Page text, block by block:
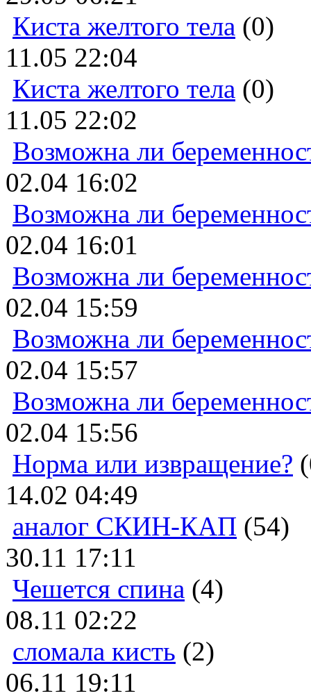
Киста желтого тела (0)
11.05 22:04
Киста желтого тела (0)
11.05 22:02
Возможна ли
02.04 16:02
Возможна ли
02.04 16:01
Возможна ли
02.04 15:59
Возможна ли
02.04 15:57
Возможна ли
02.04 15:56
Норма или извращение?
14.02 04:49
аналог СКИН-КАП (54)
30.11 17:11
Чешется спина (4)
08.11 02:22
сломала кисть (2)
06.11 19:11